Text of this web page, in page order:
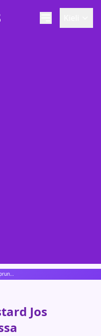
Incredibox Sprunkstard Jos Sprunki olisi sinapissa
Jos